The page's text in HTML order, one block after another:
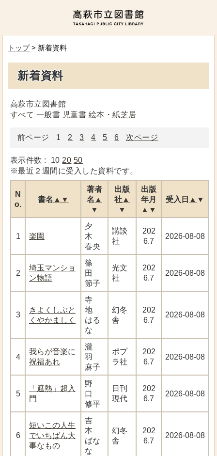
トップ> 新着資料
新着資料
高萩市立図書館
すべて 一般書 児童書 絵本・紙芝居
前ページ 1 2 3 4 5 6 次ページ
表示件数 : 10 20 50
※最近２週間に受入した資料です。
N
o.
書名 ▲ ▼
著者
名 ▲
▼
出版
社▲
▼
出版
年月
▲ ▼
受入日 ▲ ▼
1 楽園
夕
木
春央
講談
社
202
6.7
2026-08-08
2
埼玉マンショ
ン物語
篠
田
節子
光文
社
202
6.7
2026-08-08
3
きよくしぶと
くやかましく
寺
地
はる
な
幻冬
舎
202
6.7
2026-08-08
4
我らが音楽に
祝福あれ
瀧
羽
麻子
ポプ
ラ社
202
6.7
2026-08-08
5
「遮熱」超入
門
野
口
修平
日刊
現代
202
6.7
2026-08-08
6
短いこの人生
でいちばん大
事なもの
吉
本
ばな
な
幻冬
舎
202
6.7
2026-08-08